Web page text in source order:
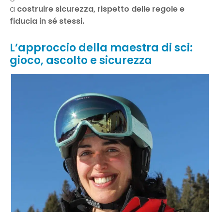
a costruire sicurezza, rispetto delle regole e
fiducia in sé stessi.
L’approccio della maestra di sci:
gioco, ascolto e sicurezza